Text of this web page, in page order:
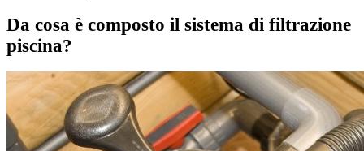
Da cosa è composto il sistema di filtrazione
piscina?